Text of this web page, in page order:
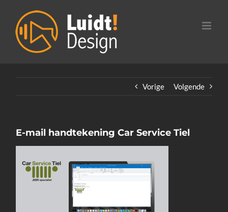
inhoud
Vorige Volgende
E-mail handtekening Car Service Tiel